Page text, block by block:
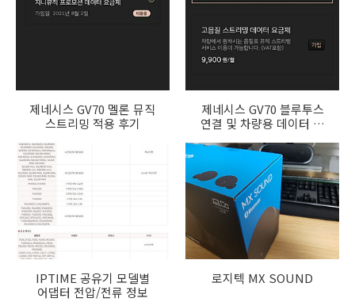
제네시스 GV70 멜론 뮤직
스트리밍 적용 후기
제네시스 GV70 블루투스
연결 및 차량용 데이터 요
생 음질 차이
IPTIME 공유기 모델별
어댑터 전압/전류 정보
로지텍 MX SOUND